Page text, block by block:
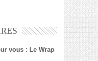
vous : Le Wrap